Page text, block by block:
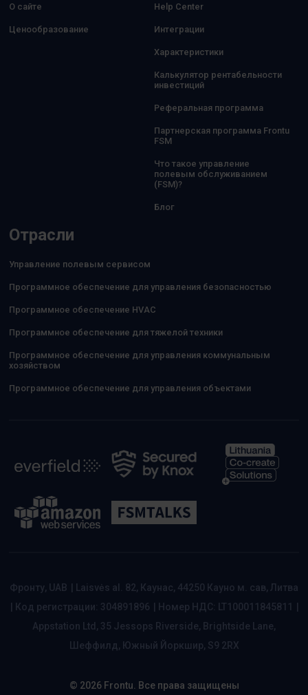
О сайте
Ценообразование
Help Center
Интеграции
Характеристики
Калькулятор рентабельности
инвестиций
Реферальная программа
Партнерская программа Frontu
FSM
Что такое управление
полевым обслуживанием
(FSM)?
Блог
Отрасли
Управление полевым сервисом
Программное обеспечение для управления безопасностью
Программное обеспечение HVAC
Программное обеспечение для тяжелой техники
Программное обеспечение для управления коммунальным
хозяйством
Программное обеспечение для управления объектами
Фронту, UAB
Laisvės al. 82, Каунас, 44250 Кауно м. сав, Литва
Код регистрации: 304891896 Номер НДС: LT100011845811
Appstation Ltd, 35 Jessops Riverside, Brightside Lane,
Шеффилд, Южный Йоркшир, S9 2RX
© 2026 Frontu. Все права защищены